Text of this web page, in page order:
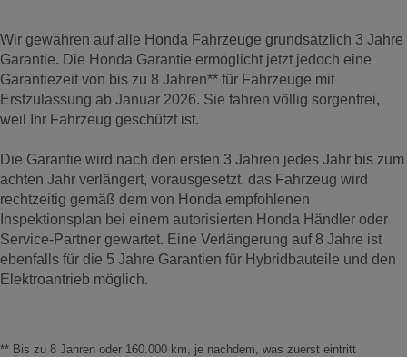
Wir gewähren auf alle Honda Fahrzeuge grundsätzlich 3 Jahre
Garantie. Die Honda Garantie ermöglicht jetzt jedoch eine
Garantiezeit von bis zu 8 Jahren** für Fahrzeuge mit
Erstzulassung ab Januar 2026. Sie fahren völlig sorgenfrei,
weil Ihr Fahrzeug geschützt ist.
Die Garantie wird nach den ersten 3 Jahren jedes Jahr bis zum
achten Jahr verlängert, vorausgesetzt, das Fahrzeug wird
rechtzeitig gemäß dem von Honda empfohlenen
Inspektionsplan bei einem autorisierten Honda Händler oder
Service-Partner gewartet. Eine Verlängerung auf 8 Jahre ist
ebenfalls für die 5 Jahre Garantien für Hybridbauteile und den
Elektroantrieb möglich.
** Bis zu 8 Jahren oder 160.000 km, je nachdem, was zuerst eintritt